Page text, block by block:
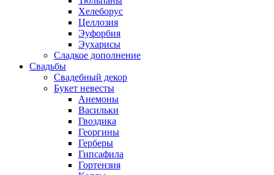
Хелеборус
Целлозия
Эуфорбия
Эухарисы
Сладкое дополнение
Свадьбы
Свадебный декор
Букет невесты
Анемоны
Васильки
Гвоздика
Георгины
Герберы
Гипсафила
Гортензия